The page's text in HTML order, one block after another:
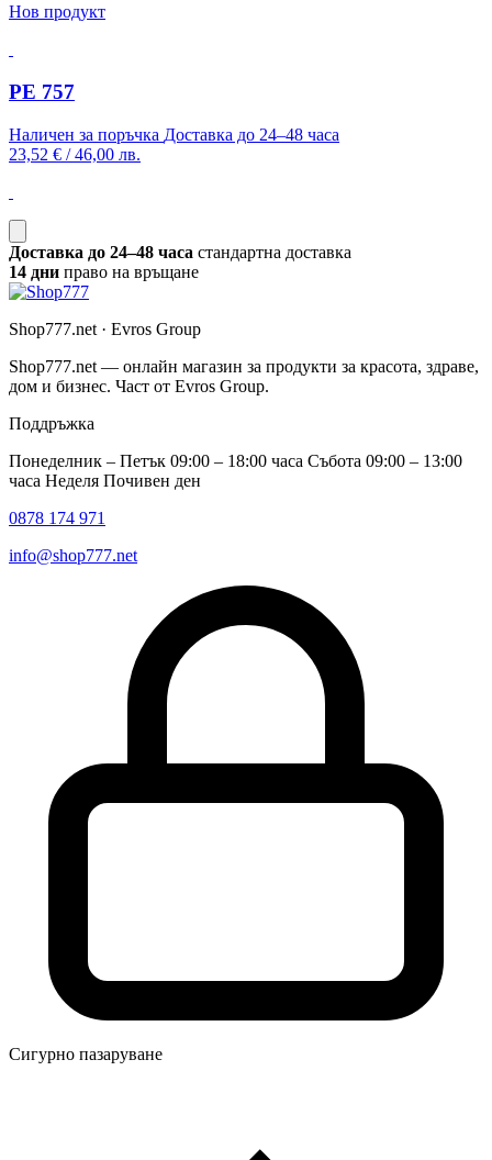
Нов продукт
PE 757
Наличен за поръчка Доставка до 24–48 часа
23,52 € / 46,00 лв.
Доставка до 24–48 часа стандартна доставка
14 дни право на връщане
Shop777.net · Evros Group
Shop777.net — онлайн магазин за продукти за красота, здраве,
дом и бизнес. Част от Evros Group.
Поддръжка
Понеделник – Петък 09:00 – 18:00 часа Събота 09:00 – 13:00
часа Неделя Почивен ден
0878 174 971
info@shop777.net
Сигурно пазаруване